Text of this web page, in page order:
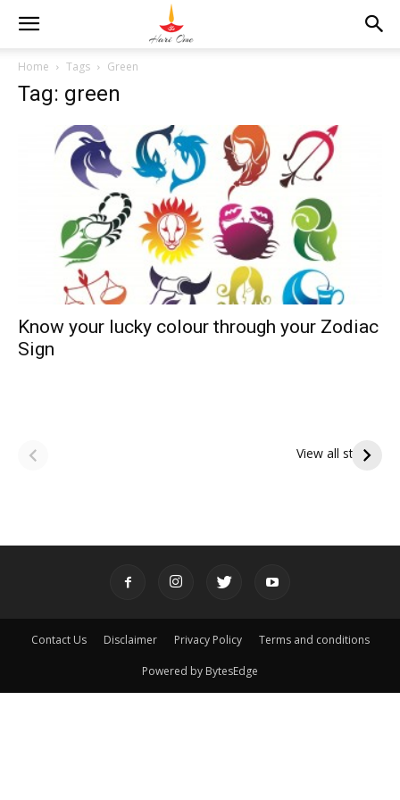
Home Tags Green
Tag: green
Know your lucky colour through your Zodiac
Sign
View all stories
పితృదేవతల ఆశీర్వాదం
ఇంద్రకీలాద్రి గిరి ప్రదక్షిణ
Contact Us Disclaimer Privacy Policy Terms and conditions
Powered by BytesEdge